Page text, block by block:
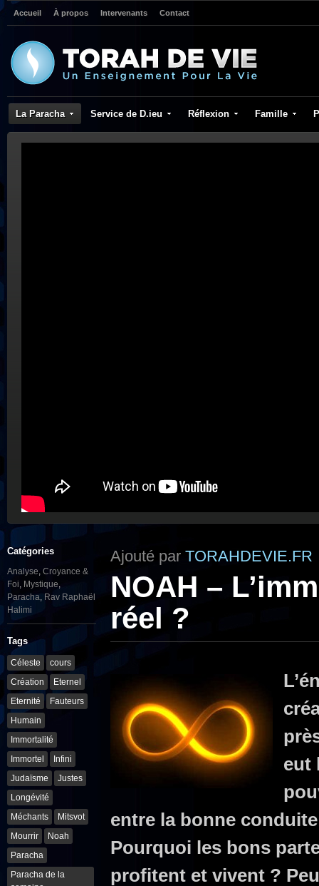
Accueil À propos Intervenants Contact
La Paracha Service de D.ieu Réflexion Famille
Catégories
Analyse, Croyance &
Foi, Mystique,
Paracha, Rav Raphaël
Halimi
Tags
Céleste
cours
Création
Eternel
Eternité
Fauteurs
Humain
Immortalité
Immortel
Infini
Judaïsme
Justes
Longévité
Méchants
Mitsvot
Mourrir
Noah
Paracha
Paracha de la
Ajouté par TORAHDEVIE.FR
NOAH –
réel ?
eut
entre la bonne
Pourquoi les bons
profitent et vivent ?